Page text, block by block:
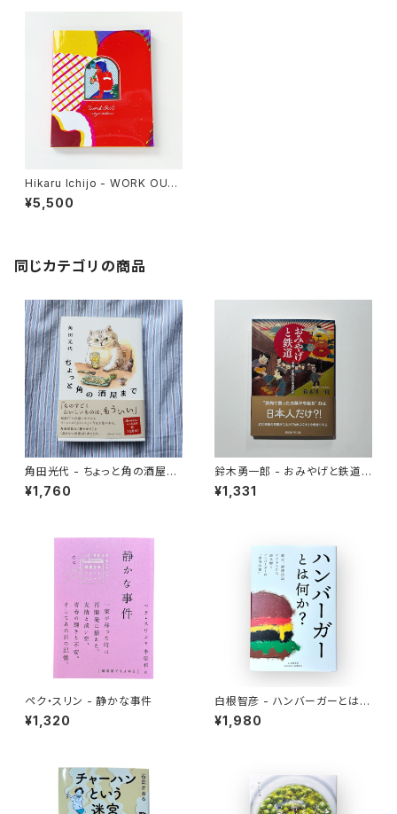
Hikaru Ichijo - WORK OUT
（通常版）
¥5,500
同じカテゴリの商品
角田光代 - ちょっと角の酒屋ま
で
¥1,760
鈴木勇一郎 - おみやげと鉄道
「名物」が語る日本近代史
¥1,331
ペク・スリン - 静かな事件
¥1,320
白根智彦 - ハンバーガーとは何
か？
¥1,980